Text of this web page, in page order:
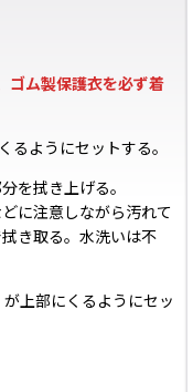
ゴム製保護衣を必ず着
ようにセットする。
を拭き上げる。
に注意しながら汚れて
き取る。水洗いは不
上部にくるようにセッ